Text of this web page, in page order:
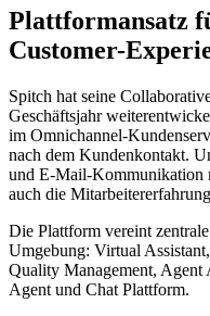
Plattformansatz
Customer-
Spitch hat seine
Geschäftsjahr
im Omnichannel-
nach dem Kundenkontakt.
und E-Mail-Kommunikation
auch die
Die Plattform vereint
Umgebung: Virtual
Quality Management,
Agent und Chat Plattform.